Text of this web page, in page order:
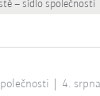
– sídlo společnosti
4.